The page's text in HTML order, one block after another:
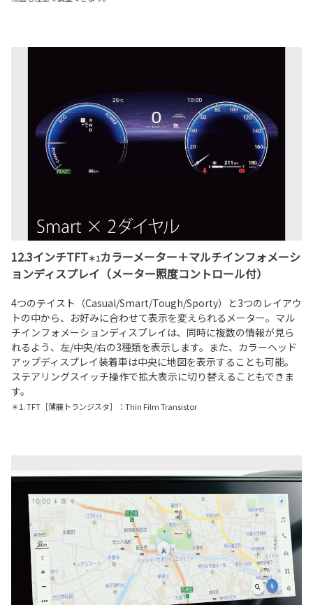
12.3インチTFT＊1カラーメーター＋マルチインフォメーシ
ョンディスプレイ（メーター照度コントロール付）
4つのテイスト（Casual/Smart/Tough/Sporty）と3つのレイアウ
トの中から、お好みに合わせて表示を変えられるメーター。マル
チインフォメーションディスプレイは、同時に複数の情報が見ら
れるよう、左/中央/右の3種類を表示します。また、カラーヘッド
アップディスプレイ装着車は中央に地図を表示することも可能。
ステアリングスイッチ操作で拡大表示に切り替えることもできま
す。
＊1. TFT［薄膜トランジスタ］：Thin Film Transistor